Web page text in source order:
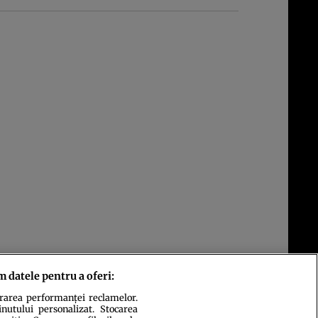
datele pentru a oferi:
performanței reclamelor.
personalizat. Stocarea